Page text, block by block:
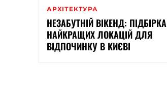
АРХІТЕКТУРА
НЕЗАБУТНІЙ ВІКЕНД: ПІДБІРКА
НАЙКРАЩИХ ЛОКАЦІЙ ДЛЯ
ВІДПОЧИНКУ В КИЄВІ